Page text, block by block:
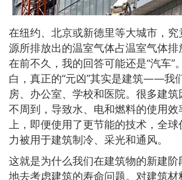
在纽约、北京或新德里等大城市，
源所排放出的温室气体占温室气体排
在前不久，我的回答可能还是“汽车”
白，真正的“元凶”其实是建筑——我
房、办公室、学校和医院。很多建
不周到，导致水、电和燃料的使用效
上，即便使用了更节能的技术，全
力被用于建筑制冷、采光和通风。
这就是为什么我们在建筑物的新建阶
地去考虑建筑的寿命问题。对建筑